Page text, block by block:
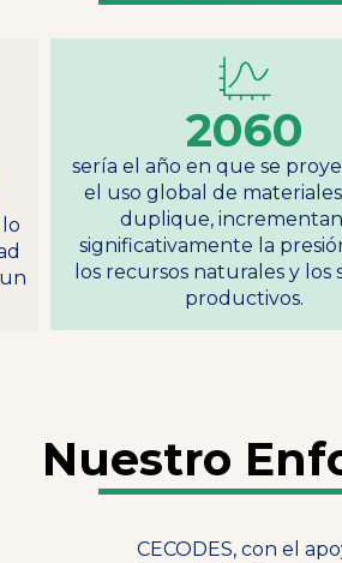
2060
sería el año en que se
el uso global de materiales
duplique,
significativamente la
los recursos naturales y los
productivos.
Nuestro
CECODES, con el